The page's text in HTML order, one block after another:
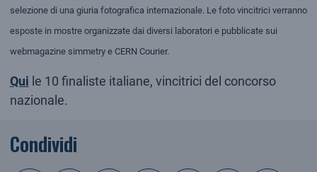
selezione di una giuria fotografica internazionale. Le foto vincitrici verranno
esposte in mostre organizzate dai diversi laboratori e pubblicate sui
webmagazine simmetry e CERN Courier.
Qui le 10 finaliste italiane, vincitrici del concorso
nazionale.
Condividi